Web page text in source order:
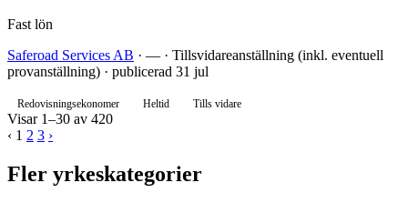
Fast lön
Saferoad Services AB · — · Tillsvidareanställning (inkl. eventuell
provanställning) · publicerad 31 jul
Redovisningsekonomer Heltid Tills vidare
Visar 1–30 av 420
‹ 1 2 3 ›
Fler yrkeskategorier